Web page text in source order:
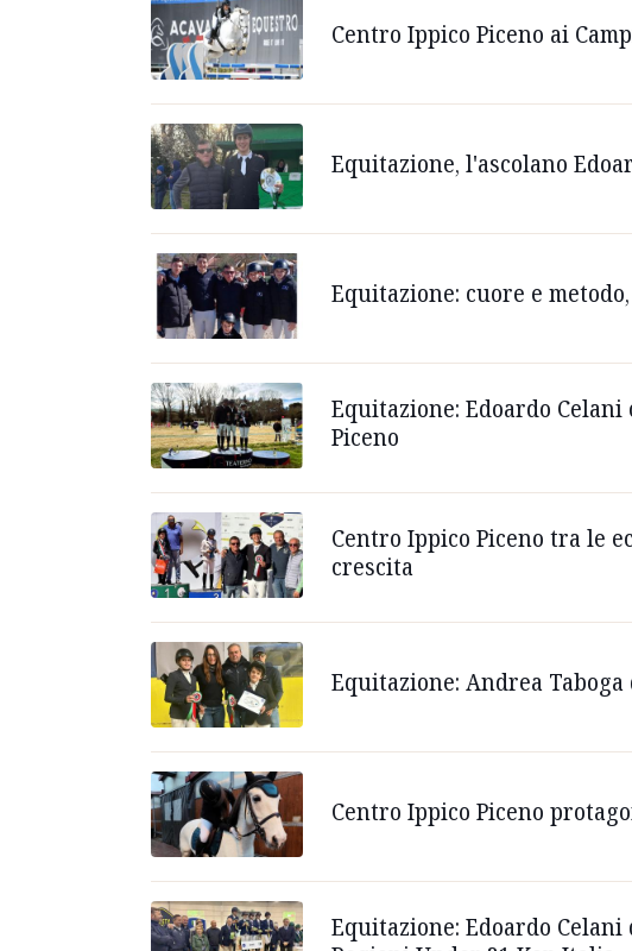
Centro Ippico Piceno ai
Equitazione, l'ascolano
Equitazione: cuore e
Equitazione: Edoardo
Piceno
Centro Ippico Piceno tra le
crescita
Equitazione: Andrea
Centro Ippico Piceno
Equitazione: Edoardo